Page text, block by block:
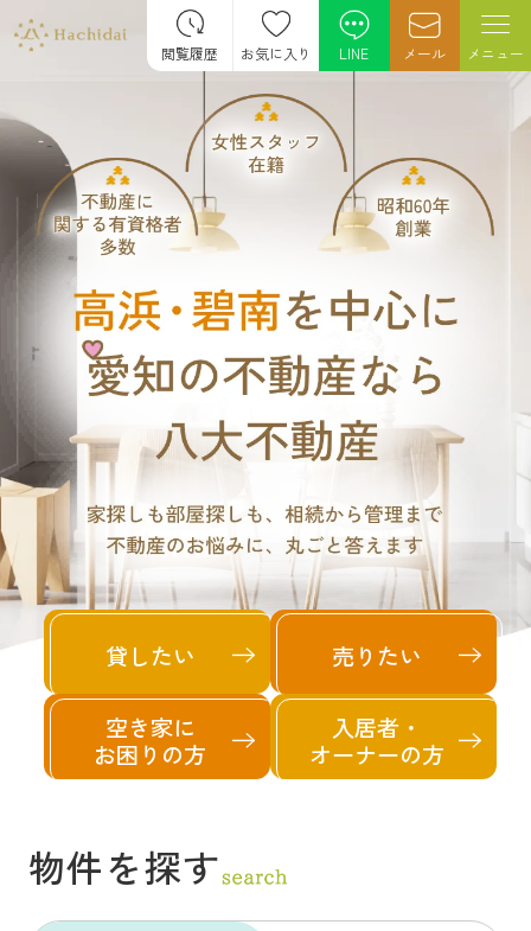
閲覧履歴 お気に入り LINE メール メニュー
貸したい 売りたい
空き家に
お困りの方
入居者・
オーナーの方
物件を探す